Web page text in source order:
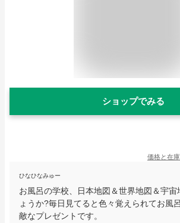
ショップでみる
価格と在
ひなひなみゅー
お風呂の学校、日本地図＆世界地図＆宇宙
ょうか?毎日見てると色々覚えられてお風
敵なプレゼントです。